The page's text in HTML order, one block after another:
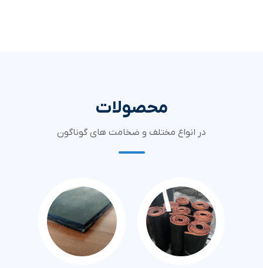
محصولات
در انواع مختلف و ضخامت های گوناگون